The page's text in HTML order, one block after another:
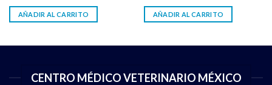
AÑADIR AL CARRITO AÑADIR AL CARRITO
CENTRO MÉDICO VETERINARIO MÉXICO